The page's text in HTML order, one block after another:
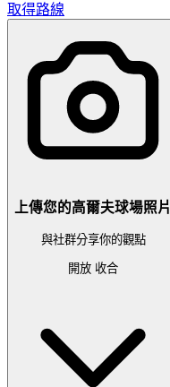
取得路線
上傳您的高爾夫球場照片
與社群分享你的觀點
開放 收合